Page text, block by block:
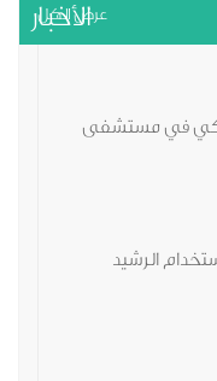
الأخبار
عرض الكل
مستشفى
الرشيد